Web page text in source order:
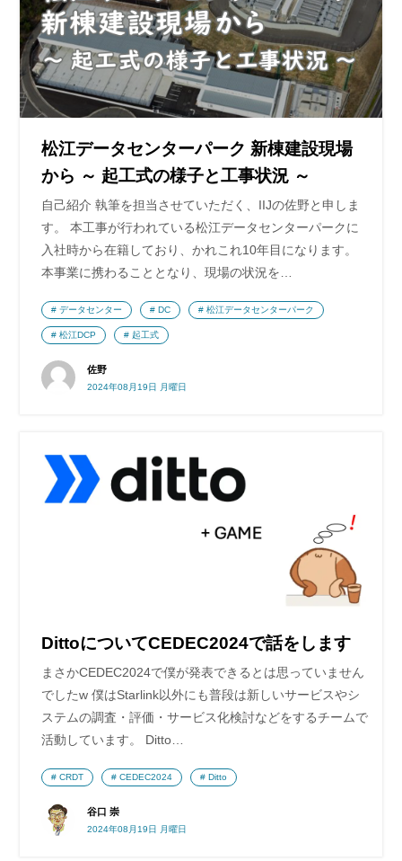
松江データセンターパーク 新棟建設現場
から ～ 起工式の様子と工事状況 ～
自己紹介 執筆を担当させていただく、IIJの佐野と申しま
す。 本工事が行われている松江データセンターパークに
入社時から在籍しており、かれこれ10年目になります。
本事業に携わることとなり、現場の状況を…
佐野
2024年08月19日 月曜日
データセンター DC 松江データセンターパーク
松江DCP 起工式
DittoについてCEDEC2024で話をします
まさかCEDEC2024で僕が発表できるとは思っていません
でしたw 僕はStarlink以外にも普段は新しいサービスやシ
ステムの調査・評価・サービス化検討などをするチームで
活動しています。 Ditto…
谷口 崇
2024年08月19日 月曜日
CRDT CEDEC2024 Ditto